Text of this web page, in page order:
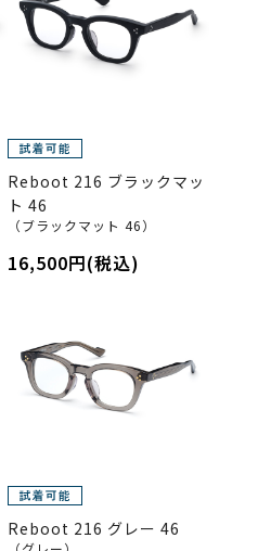
Reboot 216 ブラックマッ
ト 46
（ブラックマット 46）
16,500円(税込)
Reboot 216 グレー 46